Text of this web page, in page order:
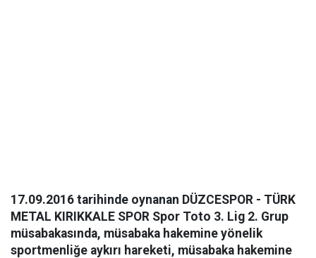
17.09.2016 tarihinde oynanan DÜZCESPOR - TÜRK
METAL KIRIKKALE SPOR Spor Toto 3. Lig 2. Grup
müsabakasında, müsabaka hakemine yönelik
sportmenliğe aykırı hareketi, müsabaka hakemine